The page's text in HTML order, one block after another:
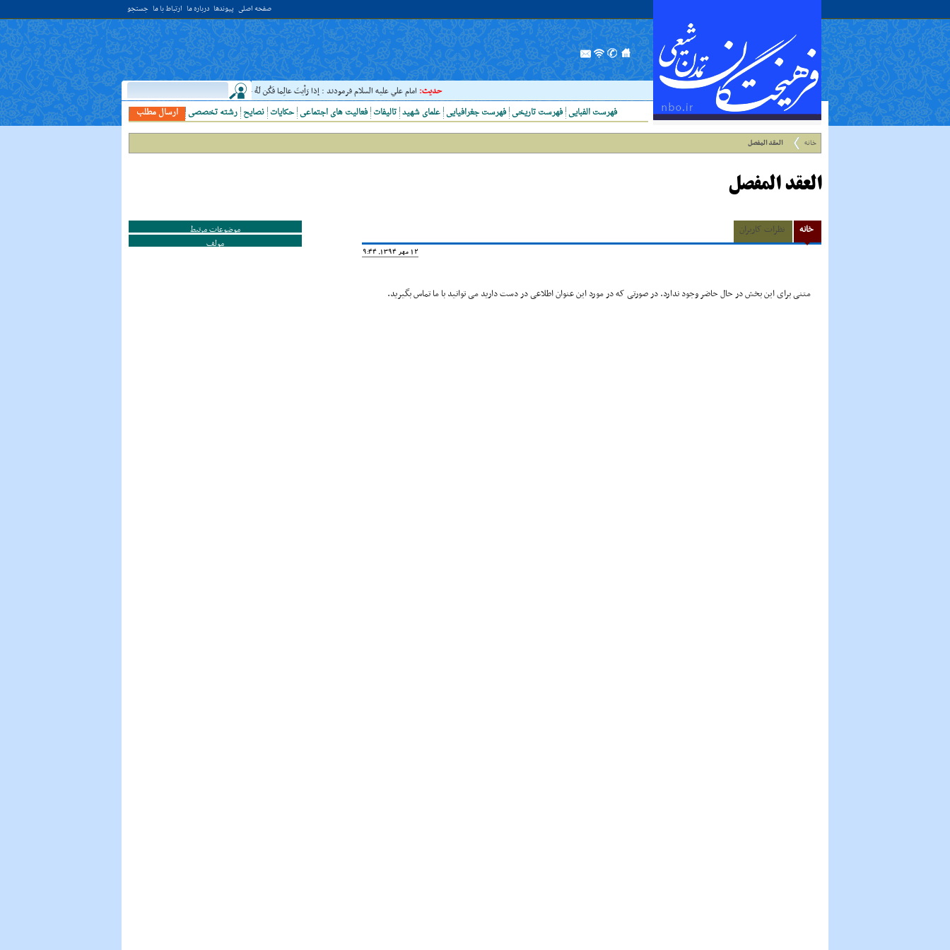
صفحه اصلی پیوندها درباره ما ارتباط با ما جستجو
حدیث:امام علي عليه السلام فرمودند : إذا رَأيتَ عالِما فَکُن لَهُ خادِما ؛ هرگاه دانشمندى ديدى، به او خدمت کن. ( غررالحکم ح ۴۰۴۴ )
ارسال مطلب
رشته تخصصی نصایح حکایات فعالیت های اجتماعی تالیفات علمای شهید فهرست جغرافیایی فهرست تاریخی فهرست الفبایی
خانه العقد المفصل
العقد المفصل
خانه نظرات کاربران
12 مهر 1394, 19:44
متنی برای این بخش در حال حاضر وجود ندارد. در صورتی که در مورد این عنوان اطلاعی در دست دارید می توانید با ما تماس بگیرید.
موضوعات مرتبط
مولف